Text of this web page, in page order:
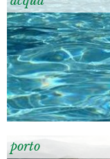
porto